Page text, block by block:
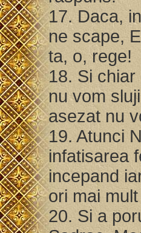
17. Daca,
ne scape,
ta, o, rege!
18. Si
nu vom
asezat nu
19. Atunci
infatisarea
incepand
ori mai
20. Si a